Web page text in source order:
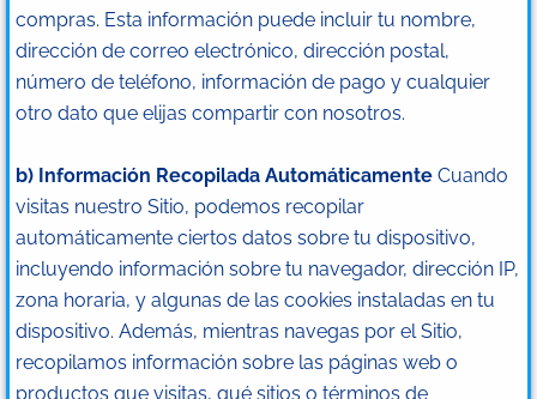
compras. Esta información puede incluir tu nombre,
dirección de correo electrónico, dirección postal,
número de teléfono, información de pago y cualquier
otro dato que elijas compartir con nosotros.
b) Información Recopilada Automáticamente Cuando
visitas nuestro Sitio, podemos recopilar
automáticamente ciertos datos sobre tu dispositivo,
incluyendo información sobre tu navegador, dirección IP,
zona horaria, y algunas de las cookies instaladas en tu
dispositivo. Además, mientras navegas por el Sitio,
recopilamos información sobre las páginas web o
productos que visitas, qué sitios o términos de